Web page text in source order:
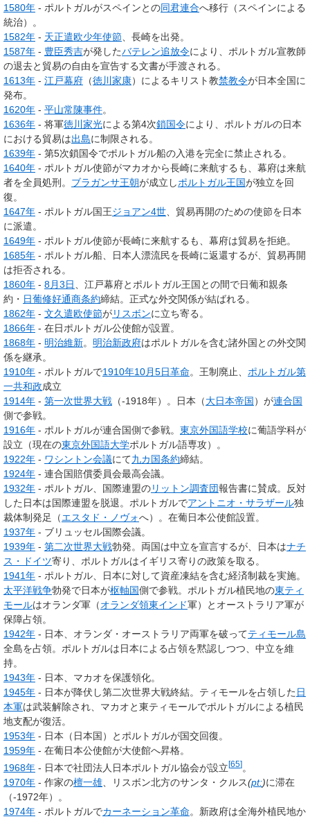
1580年 - ポルトガルがスペインとの同君連合へ移行（スペインによる
統治）。
1582年 - 天正遣欧少年使節 、長崎を出発。
1587年 - 豊臣秀吉が発したバテレン追放令により、ポルトガル宣教師
の退去と貿易の自由を宣告する文書が手渡される。
1613年 - 江戸幕府 （徳川家康）によるキリスト教禁教令が日本全国に
発布。
1620年 - 平山常陳事件。
1636年 - 将軍徳川家光による第4次鎖国令により、ポルトガルの日本
における貿易は出島に制限される。
1639年 - 第5次鎖国令でポルトガル船の入港を完全に禁止される。
1640年 - ポルトガル使節がマカオから長崎に来航するも、幕府は来航
者を全員処刑。 ブラガンサ王朝が成立しポルトガル王国が独立を回
復。
1647年 - ポルトガル国王ジョアン4世 、貿易再開のための使節を日本
に派遣。
1649年 - ポルトガル使節が長崎に来航するも、幕府は貿易を拒絶。
1685年 - ポルトガル船、日本人漂流民を長崎に返還するが、貿易再開
は拒否される。
1860年 - 8月3日
、江戸幕府とポルトガル王国との間で日葡和親条
約・ 日葡修好通商条約締結。正式な外交関係が結ばれる。
1862年 - 文久遣欧使節がリスボンに立ち寄る。
1866年 - 在日ポルトガル公使館が設置。
1868年 - 明治維新。 明治新政府はポルトガルを含む諸外国との外交関
係を継承。
1910年 - ポルトガルで1910年10月5日革命。王制廃止、 ポルトガル第
一共和政成立
1914年 - 第一次世界大戦 （-1918年）。日本（大日本帝国 ）が連合国
側で参戦。
1916年 - ポルトガルが連合国側で参戦。 東京外国語学校に葡語学科が
設立（現在の東京外国語大学ポルトガル語専攻）。
1922年 - ワシントン会議にて九カ国条約締結。
1924年 - 連合国賠償委員会最高会議。
1932年 - ポルトガル、国際連盟のリットン調査団報告書に賛成。反対
した日本は国際連盟を脱退。ポルトガルでアントニオ・サラザール独
裁体制発足（エスタド・ノヴォへ）。在葡日本公使館設置。
1937年 - ブリュッセル国際会議。
1939年 - 第二次世界大戦勃発。両国は中立を宣言するが、日本はナチ
ス・ドイツ寄り、ポルトガルはイギリス寄りの政策を取る。
1941年 - ポルトガル、日本に対して資産凍結を含む経済制裁を実施。
太平洋戦争勃発で日本が枢軸国側で参戦。ポルトガル植民地の東ティ
モールはオランダ軍（オランダ領東インド軍）とオーストラリア軍が
保障占領。
1942年 - 日本、オランダ・オーストラリア両軍を破ってティモール島
全島を占領。ポルトガルは日本による占領を黙認しつつ、中立を維
持。
1943年 - 日本、マカオを保護領化。
1945年 - 日本が降伏し第二次世界大戦終結。ティモールを占領した 日
本軍は武装解除され、マカオと東ティモールでポルトガルによる植民
地支配が復活。
1953年 - 日本（日本国）とポルトガルが国交回復。
1959年 - 在葡日本公使館が大使館へ昇格。
1968年 - 日本で社団法人日本ポルトガル協会が設立[65] 。
1970年 - 作家の檀一雄 、リスボン北方のサンタ・クルス(pt:)に滞在
（-1972年）。
1974年 - ポルトガルでカーネーション革命。新政府は全海外植民地か